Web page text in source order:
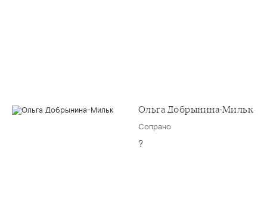
Ольга Добрынина-Мильк
Сопрано
?